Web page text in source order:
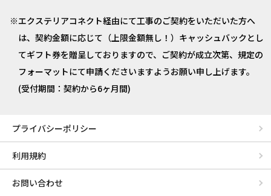
エクステリアコネクト経由にて工事のご契約をいただいた方へ
は、契約金額に応じて（上限金額無し！）キャッシュバックとし
てギフト券を贈呈しておりますので、ご契約が成立次第、規定の
フォーマットにて申請くださいますようお願い申し上げます。
(受付期間：契約から6ヶ月間)
プライバシーポリシー
利用規約
お問い合わせ